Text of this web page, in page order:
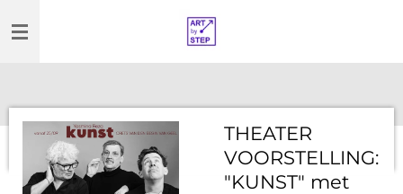
direct
THEATER
VOORSTELLING:
"KUNST" met